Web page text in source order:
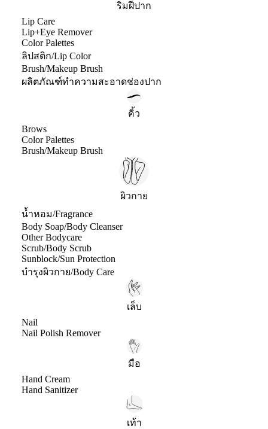
ริมฝีปาก
Lip Care
Lip+Eye Remover
Color Palettes
ลิปสติก/Lip Color
Brush/Makeup Brush
ผลิตภัณฑ์ทำความสะอาดช่องปาก
คิ้ว
Brows
Color Palettes
Brush/Makeup Brush
ผิวกาย
น้ำหอม/Fragrance
Body Soap/Body Cleanser
Other Bodycare
Scrub/Body Scrub
Sunblock/Sun Protection
บำรุงผิวกาย/Body Care
เล็บ
Nail
Nail Polish Remover
มือ
Hand Cream
Hand Sanitizer
เท้า